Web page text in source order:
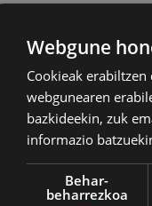
Webgune
Cookieak
webgunearen
bazkideekin, zuk
informazio
Behar-
beharrezkoa